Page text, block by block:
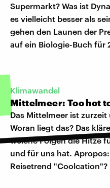
Supermarkt? Was ist
es vielleicht besser als
gehen den Launen der
auf ein Biologie-Buch für
Klimawandel
Mittelmeer: Too hot
Das Mittelmeer ist
Woran liegt das? Das
welche Folgen die Hitze
und für uns hat.
Reisetrend "Coolcation"?